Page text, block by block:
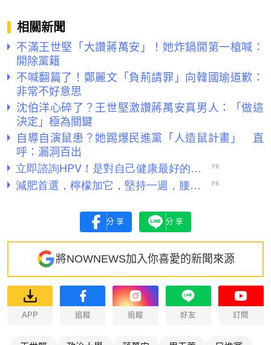
相關新聞
不滿王世堅「大讚蔣萬安」！她炸鍋開第一槍喊：
開除黨籍
不喊翻篇了！鄭麗文「負荊請罪」向韓國瑜道歉：
非常不好意思
沈伯洋心碎了？王世堅激讚蔣萬安真男人：「做這
決定」極為關鍵
自導自演鼠患？她踢爆民進黨「人造鼠計畫」 直
呼：漏洞百出
分享 分享
將NOWNEWS加入你喜愛的新聞來源
APP 追蹤 追蹤 好友 訂閱